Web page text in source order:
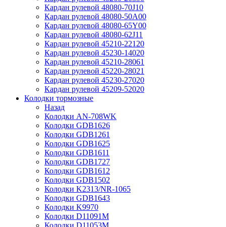
Кардан рулевой 48080-70J10
Кардан рулевой 48080-50A00
Кардан рулевой 48080-65Y00
Кардан рулевой 48080-62J11
Кардан рулевой 45210-22120
Кардан рулевой 45230-14020
Кардан рулевой 45210-28061
Кардан рулевой 45220-28021
Кардан рулевой 45230-27020
Кардан рулевой 45209-52020
Колодки тормозные
Назад
Колодки AN-708WK
Колодки GDB1626
Колодки GDB1261
Колодки GDB1625
Колодки GDB1611
Колодки GDB1727
Колодки GDB1612
Колодки GDB1502
Колодки K2313/NR-1065
Колодки GDB1643
Колодки K9970
Колодки D11091M
Колодки D11053M